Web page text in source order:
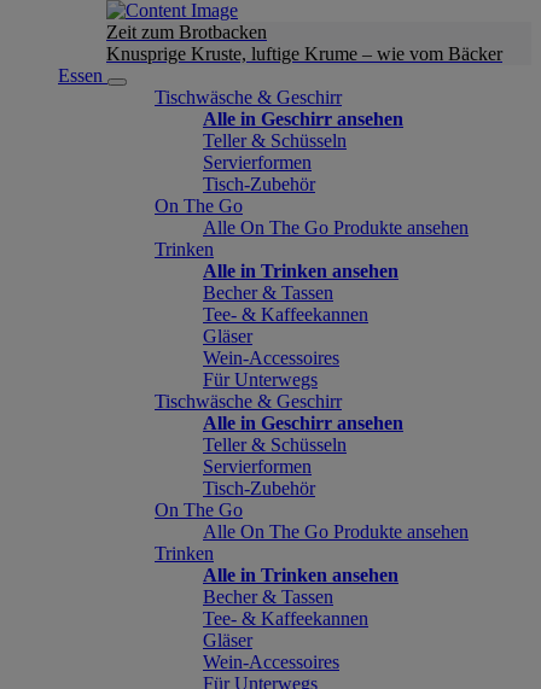
Zeit zum Brotbacken
Knusprige Kruste, luftige Krume – wie vom Bäcker
Essen
Tischwäsche & Geschirr
Alle in Geschirr ansehen
Teller & Schüsseln
Servierformen
Tisch-Zubehör
On The Go
Alle On The Go Produkte ansehen
Trinken
Alle in Trinken ansehen
Becher & Tassen
Tee- & Kaffeekannen
Gläser
Wein-Accessoires
Für Unterwegs
Tischwäsche & Geschirr
Alle in Geschirr ansehen
Teller & Schüsseln
Servierformen
Tisch-Zubehör
On The Go
Alle On The Go Produkte ansehen
Trinken
Alle in Trinken ansehen
Becher & Tassen
Tee- & Kaffeekannen
Gläser
Wein-Accessoires
Für Unterwegs